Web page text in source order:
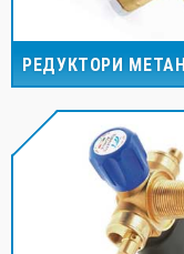
РЕДУКТОРИ МЕТАН